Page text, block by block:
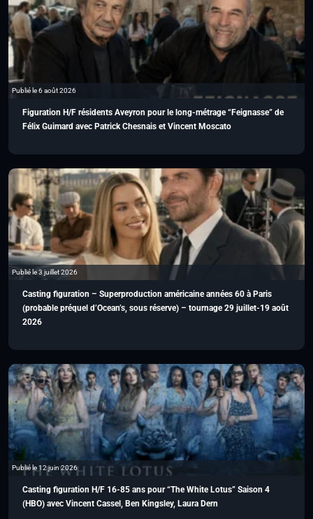
Publié le 6 août 2026
Figuration H/F résidents Aveyron pour le long-métrage “Feignasse” de
Félix Guimard avec Patrick Chesnais et Vincent Moscato
Publié le 3 juillet 2026
Casting figuration – Superproduction américaine années 60 à Paris
(probable préquel d’Ocean’s, sous réserve) – tournage 29 juillet-19 août
2026
Publié le 12 juin 2026
Casting figuration H/F 16-85 ans pour “The White Lotus” Saison 4
(HBO) avec Vincent Cassel, Ben Kingsley, Laura Dern